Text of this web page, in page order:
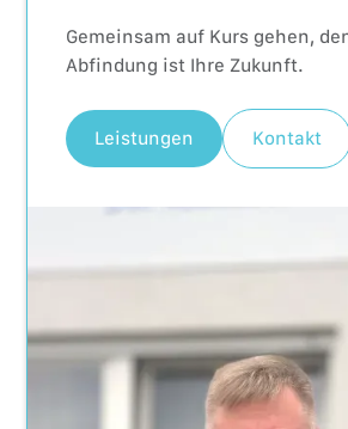
Gemeinsam auf Kurs gehen,
Abfindung ist Ihre Zukunft.
Leistungen Kontakt